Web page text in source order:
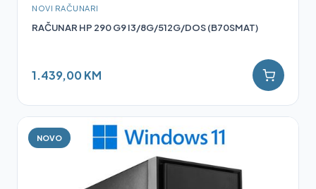
NOVI RAČUNARI
RAČUNAR HP 290 G9 I3/8G/512G/DOS (B70SMAT)
1.439,00 KM
NOVO